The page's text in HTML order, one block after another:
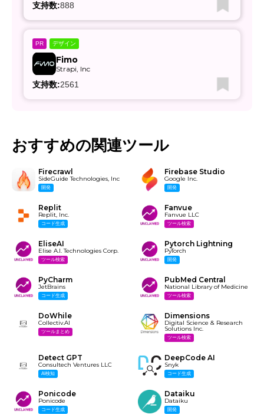
支持数:888
PR デザイン
Fimo
Strapi, Inc
支持数:2561
おすすめの関連ツール
Firecrawl
SideGuide Technologies, Inc
開発
Firebase Studio
Google Inc.
開発
Replit
Replit, Inc.
コード生成
Fanvue
Fanvue LLC
ツール検索
EliseAI
Elise A.I. Technologies Corp.
ツール検索
Pytorch Lightning
PyTorch
開発
PyCharm
JetBrains
コード生成
PubMed Central
National Library of Medicine
ツール検索
DoWhile
Collectiv.AI
ツールまとめ
Dimensions
Digital Science & Research
Solutions Inc.
ツール検索
Detect GPT
Consultech Ventures LLC
AI検知
DeepCode AI
Snyk
コード生成
Ponicode
Ponicode
コード生成
Dataiku
Dataiku
開発